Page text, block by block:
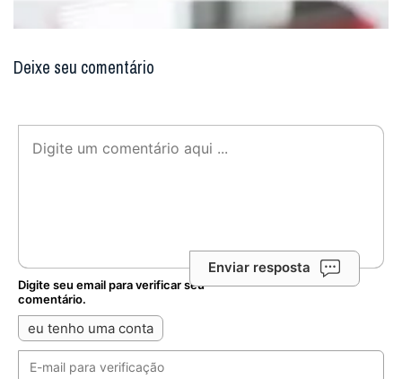
Deixe seu comentário
Enviar resposta
Digite seu email para verificar seu
comentário.
eu tenho uma conta